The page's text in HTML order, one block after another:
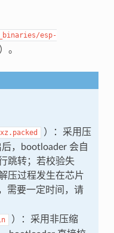
esp-
。
）：采用压
，bootloader 会自
跳转；若校验失
压过程发生在芯片
需要一定时间，请
）：采用非压缩